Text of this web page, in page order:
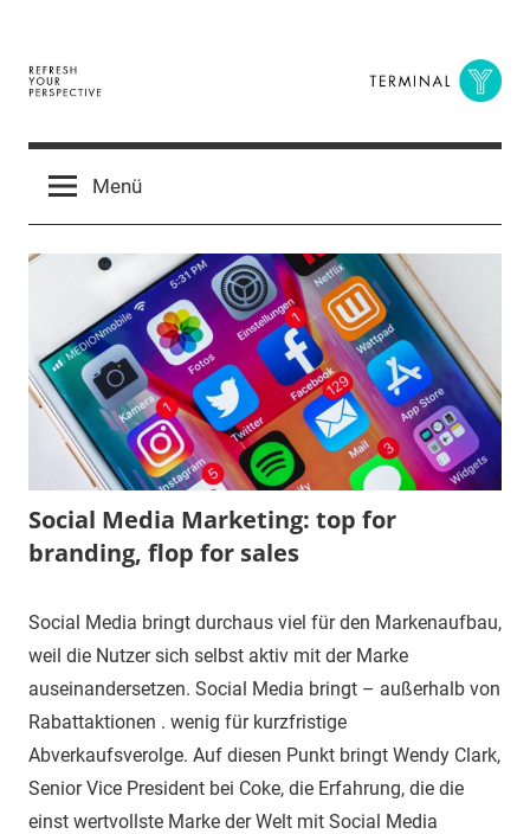
springen
Terminal
Y
Digital
BusinessMenü
Social Media Marketing: top for
branding, flop for sales
1.
Juni
terminal-
y
Sapere
aude
Social Media bringt durchaus viel für den Markenaufbau,
weil die Nutzer sich selbst aktiv mit der Marke
auseinandersetzen. Social Media bringt – außerhalb von
Rabattaktionen . wenig für kurzfristige
Abverkaufsverolge. Auf diesen Punkt bringt Wendy Clark,
Senior Vice President bei Coke, die Erfahrung, die die
einst wertvollste Marke der Welt mit Social Media